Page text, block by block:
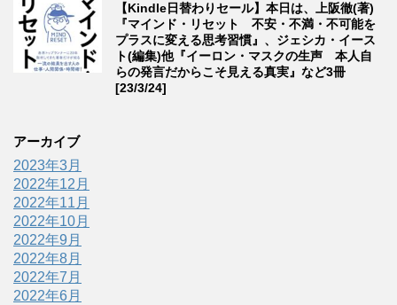
【Kindle日替わりセール】本日は、上阪徹(著)
『マインド・リセット 不安・不満・不可能を
プラスに変える思考習慣』、ジェシカ・イース
ト(編集)他『イーロン・マスクの生声 本人自
らの発言だからこそ見える真実』など3冊
[23/3/24]
アーカイブ
2023年3月
2022年12月
2022年11月
2022年10月
2022年9月
2022年8月
2022年7月
2022年6月